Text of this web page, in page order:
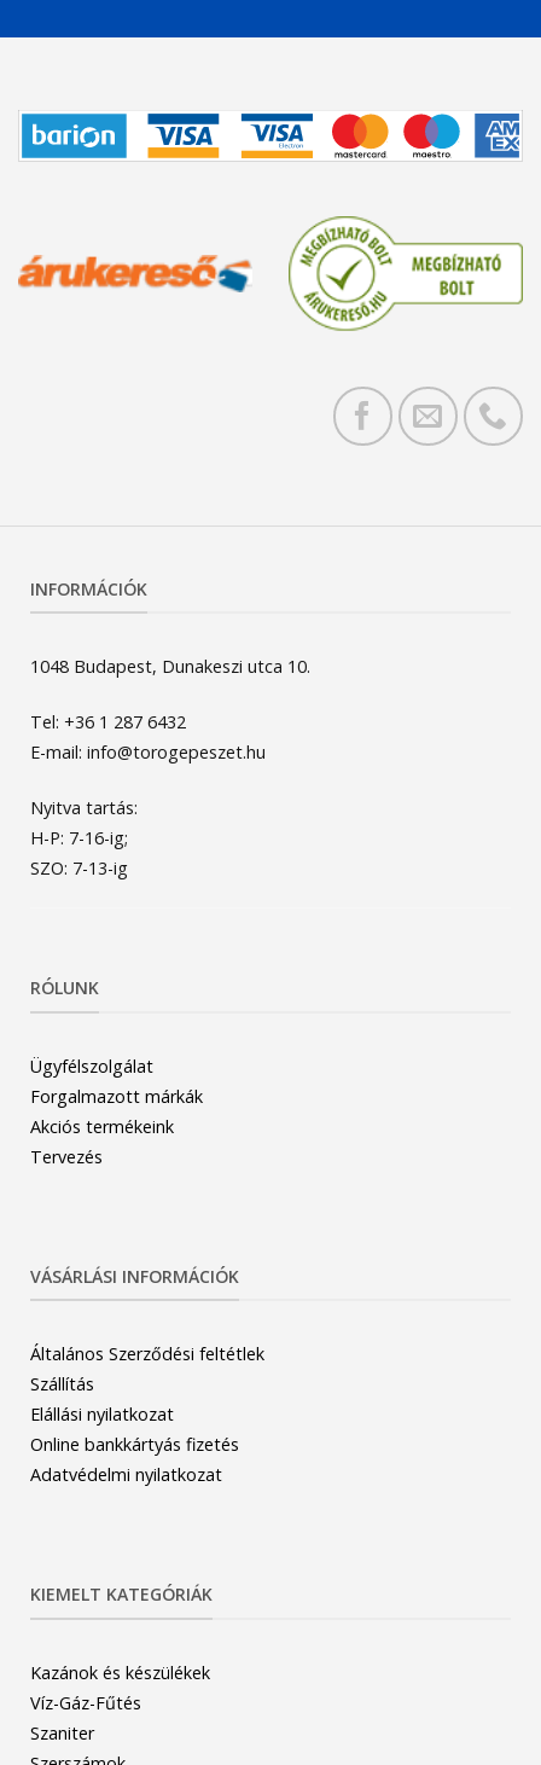
INFORMÁCIÓK
1048 Budapest, Dunakeszi utca 10.
Tel: +36 1 287 6432
E-mail: info@torogepeszet.hu
Nyitva tartás:
H-P: 7-16-ig;
SZO: 7-13-ig
RÓLUNK
Ügyfélszolgálat
Forgalmazott márkák
Akciós termékeink
Tervezés
VÁSÁRLÁSI INFORMÁCIÓK
Általános Szerződési feltétlek
Szállítás
Elállási nyilatkozat
Online bankkártyás fizetés
Adatvédelmi nyilatkozat
KIEMELT KATEGÓRIÁK
Kazánok és készülékek
Víz-Gáz-Fűtés
Szaniter